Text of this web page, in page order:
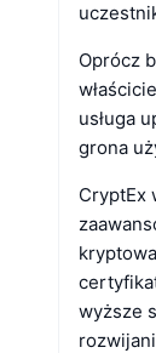
Oprócz
usługa
grona
CryptEx
wyższe